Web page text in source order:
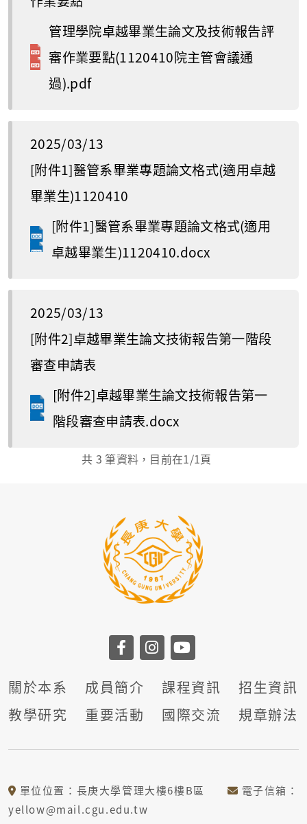
管理學院卓越畢業生論文及技術報告評
審作業要點(1120410院主管會議通
過).pdf
2025/03/13
[附件1]醫管系畢業專題論文格式(適用卓越
畢業生)1120410
[附件1]醫管系畢業專題論文格式(適用
卓越畢業生)1120410.docx
2025/03/13
[附件2]卓越畢業生論文技術報告第一階段
審查申請表
[附件2]卓越畢業生論文技術報告第一
階段審查申請表.docx
共 3 筆資料，目前在1/1頁
關於本系
教學研究
成員簡介
重要活動
課程資訊
國際交流
招生資訊
規章辦法
單位位置：長庚大學管理大樓6樓B區
電子信箱：
yellow@mail.cgu.edu.tw